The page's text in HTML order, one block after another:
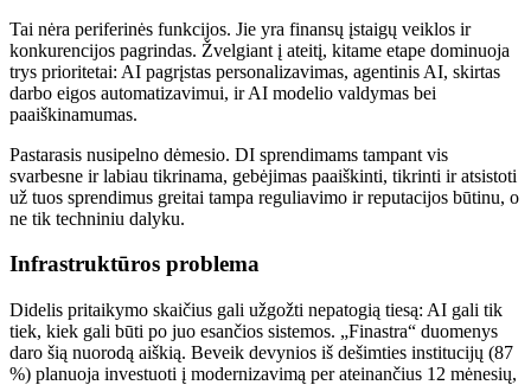
Tai nėra periferinės funkcijos. Jie yra finansų įstaigų veiklos ir
konkurencijos pagrindas. Žvelgiant į ateitį, kitame etape dominuoja
trys prioritetai: AI pagrįstas personalizavimas, agentinis AI, skirtas
darbo eigos automatizavimui, ir AI modelio valdymas bei
paaiškinamumas.
Pastarasis nusipelno dėmesio. DI sprendimams tampant vis
svarbesne ir labiau tikrinama, gebėjimas paaiškinti, tikrinti ir atsistoti
už tuos sprendimus greitai tampa reguliavimo ir reputacijos būtinu, o
ne tik techniniu dalyku.
Infrastruktūros problema
Didelis pritaikymo skaičius gali užgožti nepatogią tiesą: AI gali tik
tiek, kiek gali būti po juo esančios sistemos. „Finastra“ duomenys
daro šią nuorodą aiškią. Beveik devynios iš dešimties institucijų (87
%) planuoja investuoti į modernizavimą per ateinančius 12 mėnesių,